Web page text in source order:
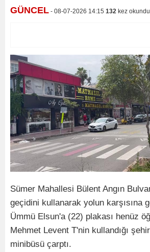
GÜNCEL - 08-07-2026 14:15 132 kez
Sümer Mahallesi Bülent Angın
geçidini kullanarak yolun karşısına
Ümmü Elsun'a (22) plakası henüz
Mehmet Levent T'nin kullandığı
minibüsü çarptı.